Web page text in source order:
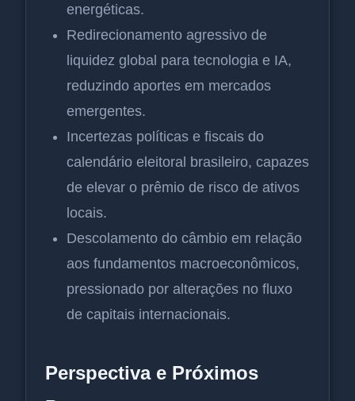
energéticas.
Redirecionamento agressivo de
liquidez global para tecnologia e IA,
reduzindo aportes em mercados
emergentes.
Incertezas políticas e fiscais do
calendário eleitoral brasileiro, capazes
de elevar o prêmio de risco de ativos
locais.
Descolamento do câmbio em relação
aos fundamentos macroeconômicos,
pressionado por alterações no fluxo
de capitais internacionais.
Perspectiva e Próximos